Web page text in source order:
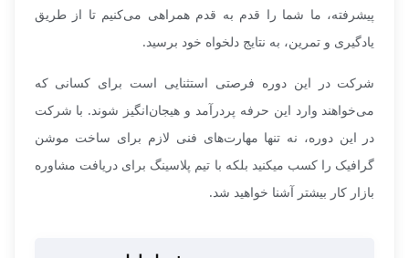
پیشرفته، ما شما را قدم به قدم همراهی می‌کنیم تا از طریق
یادگیری و تمرین، به نتایج دلخواه خود برسید.
شرکت در این دوره فرصتی استثنایی است برای کسانی که
می‌خواهند وارد این حرفه پردرآمد و هیجان‌انگیز شوند. با شرکت
در این دوره، نه تنها مهارت‌های فنی لازم برای ساخت موشن
گرافیک را کسب میکنید بلکه با تیم پلاسینگ برای دریافت مشاوره
بازار کار بیشتر آشنا خواهید شد.